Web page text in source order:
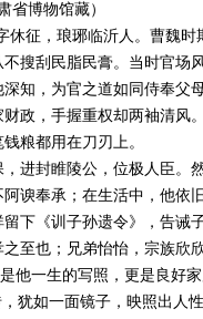
省博物馆藏）
休征，琅琊临沂人。曹魏
搜刮民脂民膏。当时官场
知，为官之道如同侍奉父
政，手握重权却两袖清风
粮都用在刀刃上。
进封睢陵公，位极人臣。
谀奉承；在生活中，他依
下《训子孙遗令》，告诫
至也；兄弟怡怡，宗族欣
他一生的写照，更是良好家
犹如一面镜子，映照出人